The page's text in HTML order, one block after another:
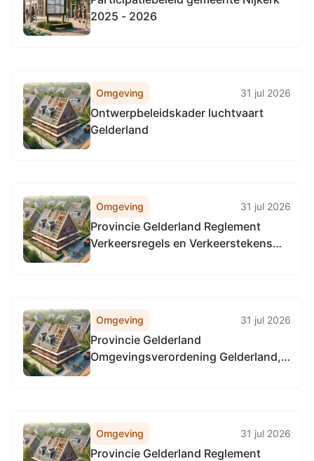
2025 - 2026
Omgeving 31 jul 2026
Ontwerpbeleidskader luchtvaart
Gelderland
Omgeving 31 jul 2026
Provincie Gelderland Reglement
Verkeersregels en Verkeerstekens
Omgeving 31 jul 2026
Provincie Gelderland
Omgevingsverordening Gelderland,
Omgeving 31 jul 2026
Provincie Gelderland Reglement